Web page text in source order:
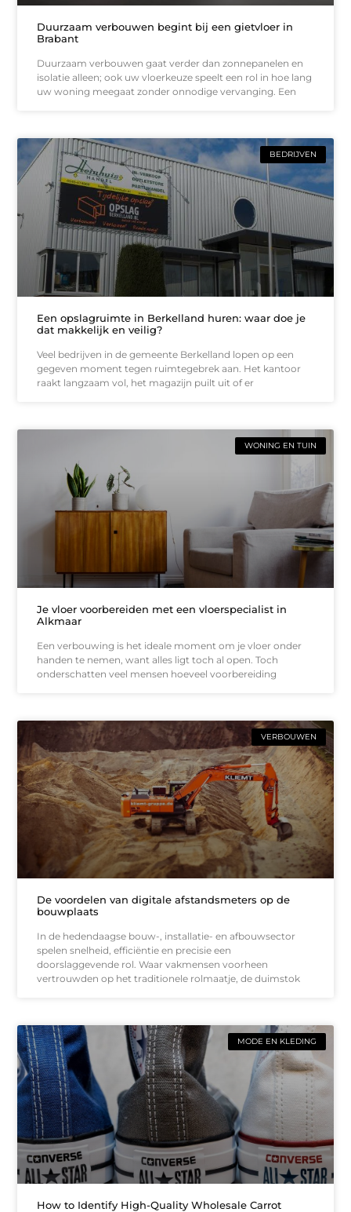
Duurzaam verbouwen begint bij een gietvloer in
Brabant
Duurzaam verbouwen gaat verder dan zonnepanelen en
isolatie alleen; ook uw vloerkeuze speelt een rol in hoe lang
uw woning meegaat zonder onnodige vervanging. Een
BEDRIJVEN
Een opslagruimte in Berkelland huren: waar doe je
dat makkelijk en veilig?
Veel bedrijven in de gemeente Berkelland lopen op een
gegeven moment tegen ruimtegebrek aan. Het kantoor
raakt langzaam vol, het magazijn puilt uit of er
WONING EN TUIN
Je vloer voorbereiden met een vloerspecialist in
Alkmaar
Een verbouwing is het ideale moment om je vloer onder
handen te nemen, want alles ligt toch al open. Toch
onderschatten veel mensen hoeveel voorbereiding
VERBOUWEN
De voordelen van digitale afstandsmeters op de
bouwplaats
In de hedendaagse bouw-, installatie- en afbouwsector
spelen snelheid, efficiëntie en precisie een
doorslaggevende rol. Waar vakmensen voorheen
vertrouwden op het traditionele rolmaatje, de duimstok
MODE EN KLEDING
How to Identify High-Quality Wholesale Carrot